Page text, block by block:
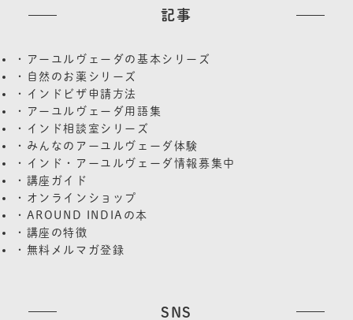
記事
・アーユルヴェーダの基本シリーズ
・自然のお薬シリーズ
・インドビザ申請方法
・アーユルヴェーダ用語集
・インド相談室シリーズ
・みんなのアーユルヴェーダ体験
・インド・アーユルヴェーダ情報募集中
・講座ガイド
・オンラインショップ
・AROUND INDIAの本
・講座の特徴
・無料メルマガ登録
SNS